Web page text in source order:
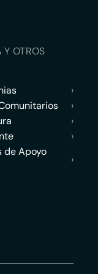
Y OTROS
›
›
›
›
de Apoyo
›